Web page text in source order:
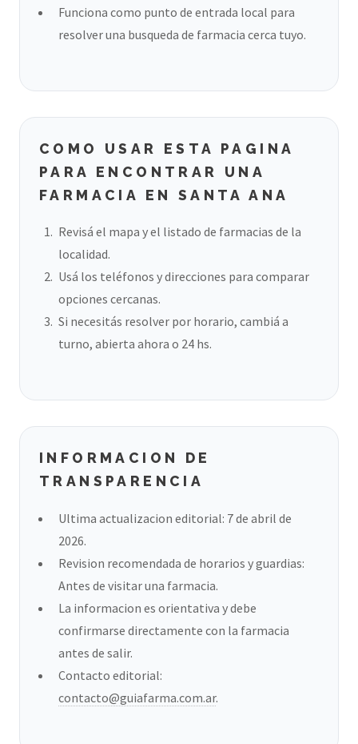
Funciona como punto de entrada local para
resolver una busqueda de farmacia cerca tuyo.
COMO USAR ESTA PAGINA
PARA ENCONTRAR UNA
FARMACIA EN SANTA ANA
Revisá el mapa y el listado de farmacias de la
localidad.
Usá los teléfonos y direcciones para comparar
opciones cercanas.
Si necesitás resolver por horario, cambiá a
turno, abierta ahora o 24 hs.
INFORMACION DE
TRANSPARENCIA
Ultima actualizacion editorial: 7 de abril de
2026.
Revision recomendada de horarios y guardias:
Antes de visitar una farmacia.
La informacion es orientativa y debe
confirmarse directamente con la farmacia
antes de salir.
Contacto editorial:
contacto@guiafarma.com.ar.